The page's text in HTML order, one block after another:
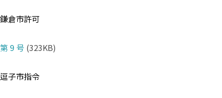
鎌倉市許可
第 9 号 (323KB)
逗子市指令